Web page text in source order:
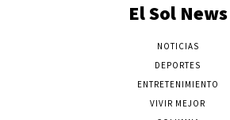
El Sol News
NOTICIAS
DEPORTES
ENTRETENIMIENTO
VIVIR MEJOR